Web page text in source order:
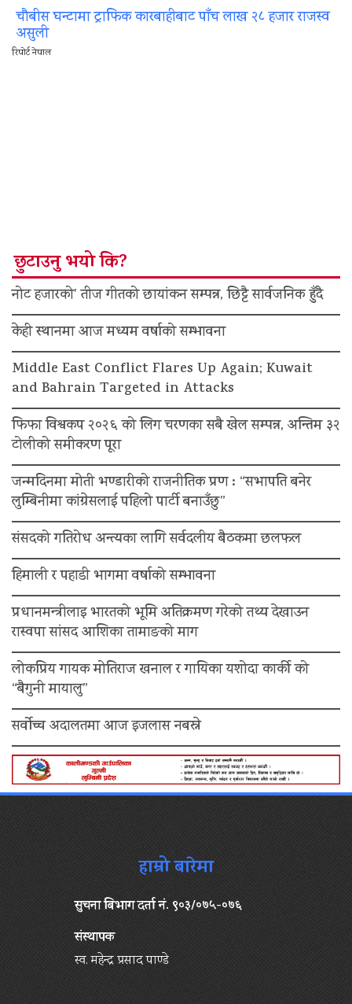
चौबीस घन्टामा ट्राफिक कारबाहीबाट पाँच लाख २८ हजार राजस्व
असुली
रिपोर्ट नेपाल
छुटाउनु भयो कि?
नोट हजारको’ तीज गीतको छायांकन सम्पन्न, छिट्टै सार्वजनिक हुँदै
केही स्थानमा आज मध्यम वर्षाको सम्भावना
Middle East Conflict Flares Up Again; Kuwait
and Bahrain Targeted in Attacks
फिफा विश्वकप २०२६ को लिग चरणका सबै खेल सम्पन्न, अन्तिम ३२
टोलीको समीकरण पूरा
जन्मदिनमा मोती भण्डारीको राजनीतिक प्रण : “सभापति बनेर
लुम्बिनीमा कांग्रेसलाई पहिलो पार्टी बनाउँछु”
संसदको गतिरोध अन्त्यका लागि सर्वदलीय बैठकमा छलफल
हिमाली र पहाडी भागमा वर्षाको सम्भावना
प्रधानमन्त्रीलाइ भारतको भूमि अतिक्रमण गरेको तथ्य देखाउन
रास्वपा सांसद आशिका तामाङको माग
लोकप्रिय गायक मोतिराज खनाल र गायिका यशोदा कार्की को
“बैगुनी मायालु”
सर्वोच्च अदालतमा आज इजलास नबस्ने
हाम्रो बारेमा
सुचना बिभाग दर्ता नं. ९०३/०७५-०७६
संस्थापक
स्व. महेन्द्र प्रसाद पाण्डे